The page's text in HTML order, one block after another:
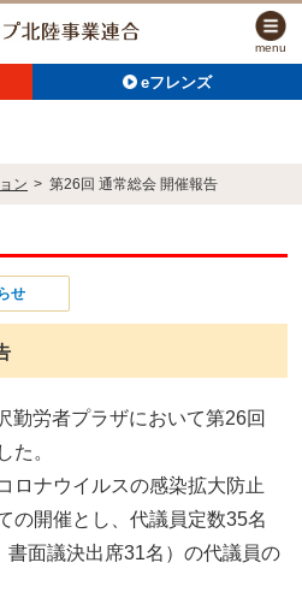
eフレンズ
menu
ン > 第26回 通常総会 開催報告
せ
勤労者プラザにおいて第26回
た。
ロナウイルスの感染拡大防止
の開催とし、代議員定数35名
書面議決出席31名）の代議員の